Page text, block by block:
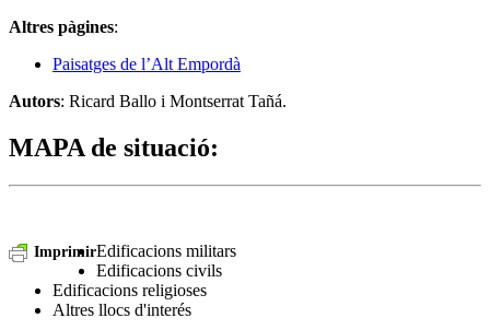
Altres pàgines:
Paisatges de l’Alt Empordà
Autors: Ricard Ballo i Montserrat Tañá.
MAPA de situació:
ImprimirEdificacions militars
Edificacions civils
Edificacions religioses
Altres llocs d'interés